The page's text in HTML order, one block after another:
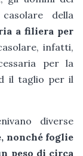
della
a filiera per
infatti,
per la
il taglio per il
diverse
nonché foglie
peso di circa